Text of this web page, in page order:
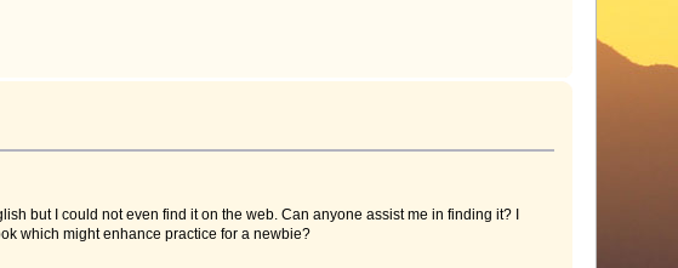
but I could not even find it on the web. Can anyone assist me in finding it? I
which might enhance practice for a newbie?